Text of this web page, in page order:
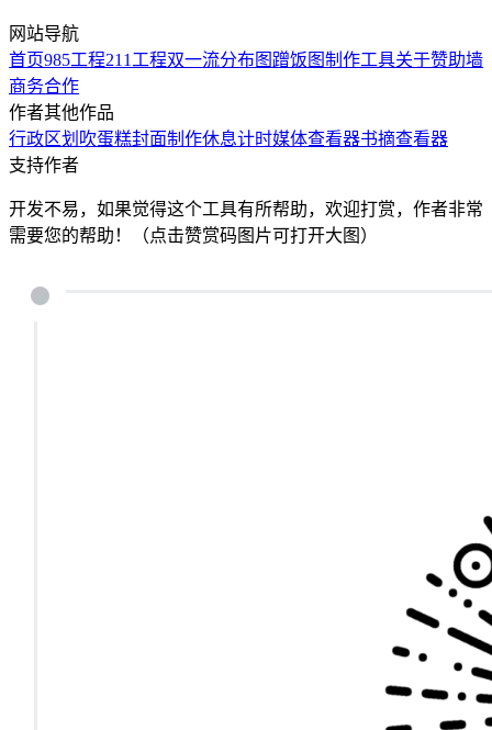
网站导航
首页985工程211工程双一流分布图 蹭饭图制作工具关于赞助墙
商务合作
作者其他作品
行政区划 吹蛋糕封面制作休息计时媒体查看器书摘查看器
支持作者
开发不易，如果觉得这个工具有所帮助，欢迎打赏，作者非常
需要您的帮助！（点击赞赏码图片可打开大图）